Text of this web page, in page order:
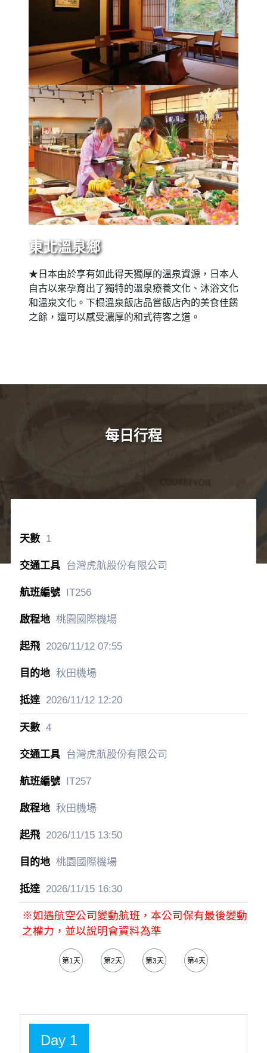
東北溫泉鄉
★日本由於享有如此得天獨厚的溫泉資源，日本人
自古以來孕育出了獨特的溫泉療養文化、沐浴文化
和溫泉文化。下榻溫泉飯店品嘗飯店內的美食佳餚
之餘，還可以感受濃厚的和式待客之道。
每日行程
1
台灣虎航股份有限公司
IT256
桃園國際機場
2026/11/1207:55
秋田機場
2026/11/1212:20
4
台灣虎航股份有限公司
IT257
秋田機場
2026/11/1513:50
桃園國際機場
2026/11/1516:30
※如遇航空公司變動航班，本公司保有最後變動
之權力，並以說明會資料為準
第1天 第2天 第3天 第4天
Day 1